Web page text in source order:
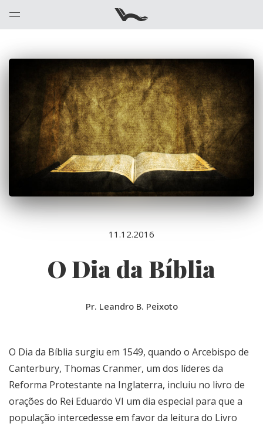
11.12.2016
O Dia da Bíblia
Pr. Leandro B. Peixoto
O Dia da Bíblia surgiu em 1549, quando o Arcebispo de
Canterbury, Thomas Cranmer, um dos líderes da
Reforma Protestante na Inglaterra, incluiu no livro de
orações do Rei Eduardo VI um dia especial para que a
população intercedesse em favor da leitura do Livro